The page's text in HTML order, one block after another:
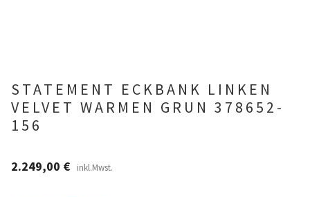
Accessoires
Lampen
STATEMENT ECKBANK LINKEN
VELVET WARMEN GRUN 378652-
156
2.249,00 € inkl.Mwst.